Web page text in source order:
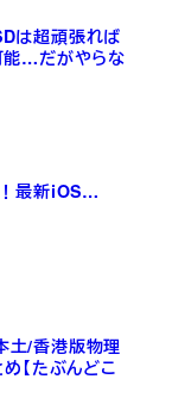
は超頑張れば
能…だがやらな
！最新iOS…
土/香港版物理
【たぶんどこ